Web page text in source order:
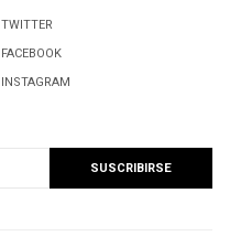
TWITTER
FACEBOOK
INSTAGRAM